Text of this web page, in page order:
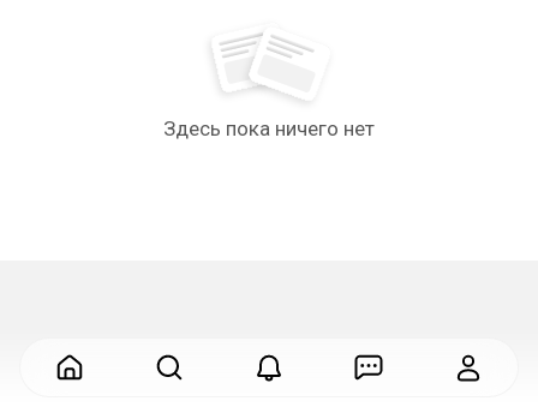
Здесь пока ничего нет